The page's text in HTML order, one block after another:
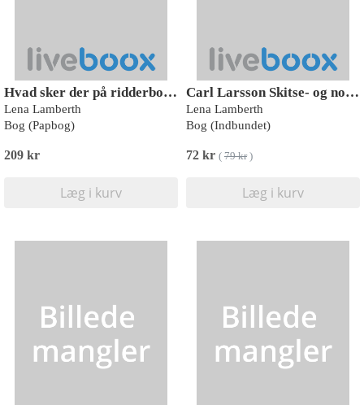
Hvad sker der på ridderborgen?
Lena Lamberth
Bog (Papbog)
209 kr
Læg i kurv
Carl Larsson Skitse- og notesbog
Lena Lamberth
Bog (Indbundet)
72 kr ( 79 kr)
Læg i kurv